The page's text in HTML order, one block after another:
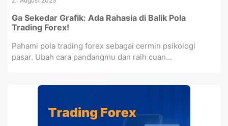
Ga Sekedar Grafik: Ada Rahasia di Balik Pola
Trading Forex!
Pahami pola trading forex sebagai cermin psikologi
pasar. Ubah cara pandangmu dan raih cuan...